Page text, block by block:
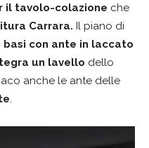
il tavolo-colazione che
Carrara. Il piano di
con ante in laccato
un lavello dello
anche le ante delle
.